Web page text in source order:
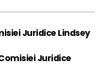
Juridice Lindsey
Juridice